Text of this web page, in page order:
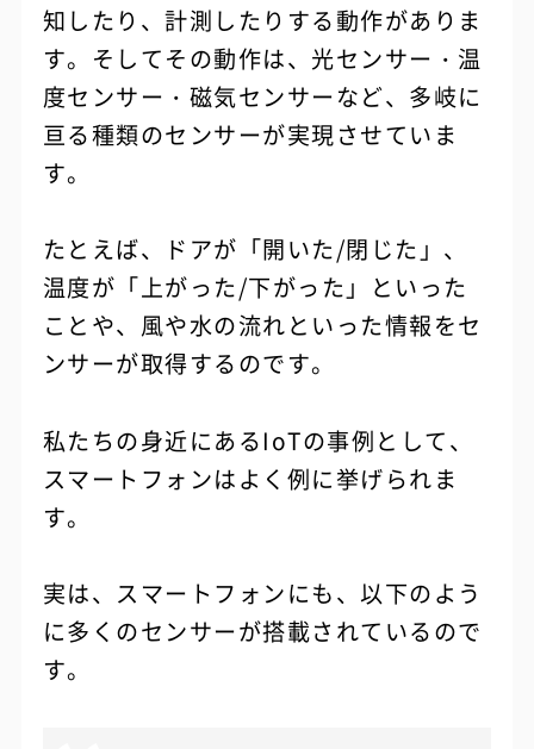
知したり、計測したりする動作がありま
す。そしてその動作は、光センサー・温
度センサー・磁気センサーなど、多岐に
亘る種類のセンサーが実現させていま
す。
たとえば、ドアが「開いた/閉じた」、
温度が「上がった/下がった」といった
ことや、風や水の流れといった情報をセ
ンサーが取得するのです。
私たちの身近にあるIoTの事例として、
スマートフォンはよく例に挙げられま
す。
実は、スマートフォンにも、以下のよう
に多くのセンサーが搭載されているので
す。